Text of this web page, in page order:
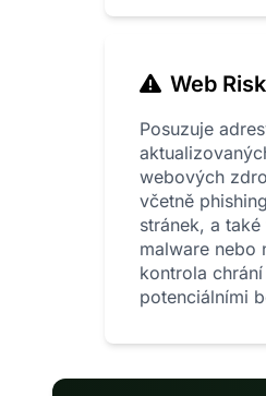
Web Risk
Posuzuje
webových
včetně
stránek, a
malware nebo
kontrola
potenciálními